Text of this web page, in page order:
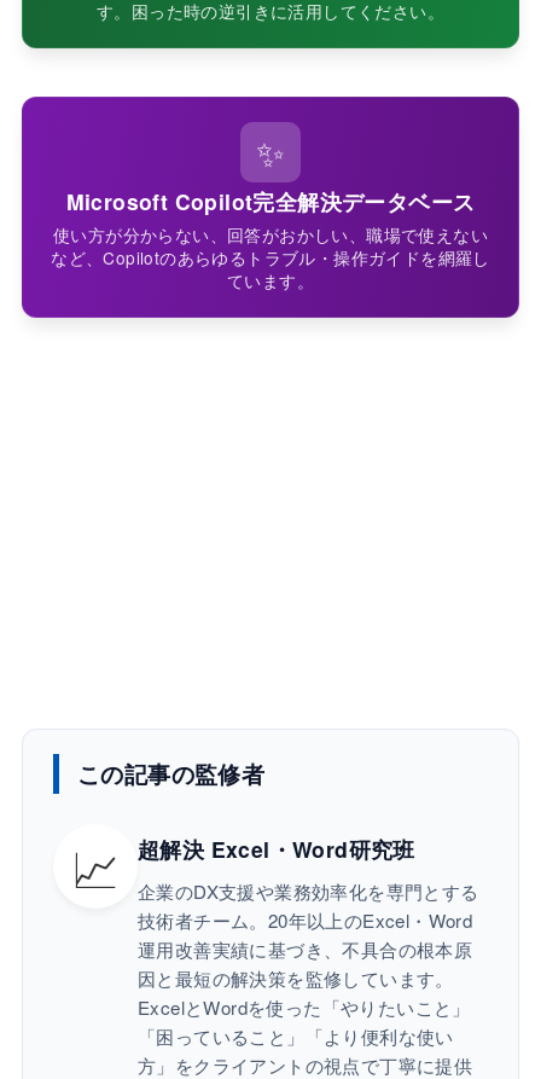
す。困った時の逆引きに活用してください。
✨
Microsoft Copilot完全解決データベース
使い方が分からない、回答がおかしい、職場で使えない
など、Copilotのあらゆるトラブル・操作ガイドを網羅し
ています。
この記事の監修者
📈 超解決 Excel・Word研究班
企業のDX支援や業務効率化を専門とする
技術者チーム。20年以上のExcel・Word
運用改善実績に基づき、不具合の根本原
因と最短の解決策を監修しています。
ExcelとWordを使った「やりたいこと」
「困っていること」「より便利な使い
方」をクライアントの視点で丁寧に提供